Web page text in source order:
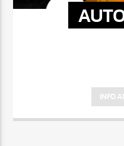
INFO